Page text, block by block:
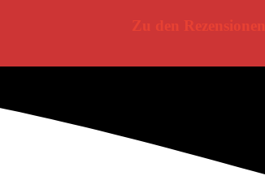
Zu den Rezensionen